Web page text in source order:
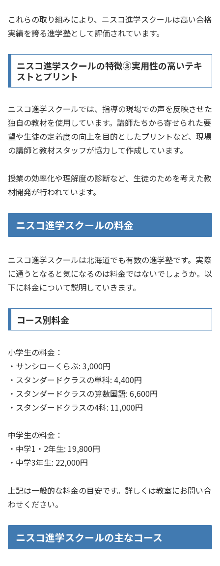
これらの取り組みにより、ニスコ進学スクールは高い合格
実績を誇る進学塾として評価されています。
ニスコ進学スクールの特徴➂実用性の高いテキ
ストとプリント
ニスコ進学スクールでは、指導の現場での声を反映させた
独自の教材を使用しています。講師たちから寄せられた要
望や生徒の定着度の向上を目的としたプリントなど、現場
の講師と教材スタッフが協力して作成しています。
授業の効率化や理解度の診断など、生徒のためを考えた教
材開発が行われています。
ニスコ進学スクールの料金
ニスコ進学スクールは北海道でも有数の進学塾です。実際
に通うとなると気になるのは料金ではないでしょうか。以
下に料金について説明していきます。
コース別料金
小学生の料金：
・サンシローくらぶ: 3,000円
・スタンダードクラスの単科: 4,400円
・スタンダードクラスの算数国語: 6,600円
・スタンダードクラスの4科: 11,000円
中学生の料金：
・中学1・2年生: 19,800円
・中学3年生: 22,000円
上記は一般的な料金の目安です。詳しくは教室にお問い合
わせください。
ニスコ進学スクールの主なコース